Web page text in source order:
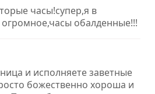
часы!супер,я в
огромное,часы обалденные!!!
и исполняете заветные
божественно хороша и